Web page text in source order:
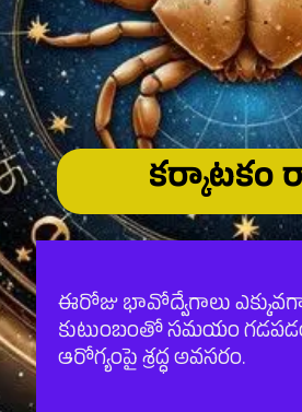
ఈరోజు భావోద్వేగాలు
కుటుంబంతో సమయం
ఆరోగ్యంపై శ్రద్ధ అవసరం.
కర్కాటకం